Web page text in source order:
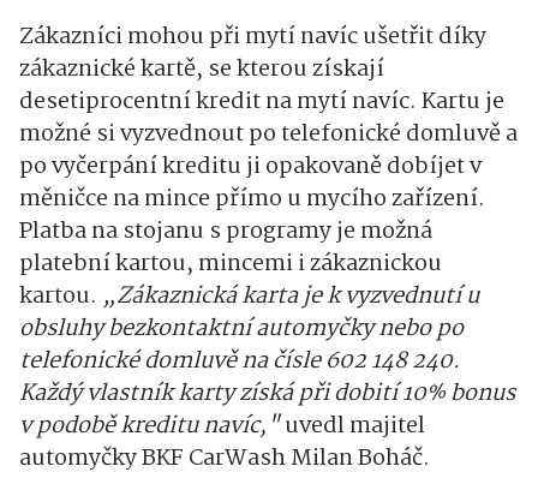
Zákazníci mohou při mytí navíc ušetřit díky
zákaznické kartě, se kterou získají
desetiprocentní kredit na mytí navíc. Kartu je
možné si vyzvednout po telefonické domluvě a
po vyčerpání kreditu ji opakovaně dobíjet v
měničce na mince přímo u mycího zařízení.
Platba na stojanu s programy je možná
platební kartou, mincemi i zákaznickou
kartou. „Zákaznická karta je k vyzvednutí u
obsluhy bezkontaktní automyčky nebo po
telefonické domluvě na čísle 602 148 240.
Každý vlastník karty získá při dobití 10% bonus
v podobě kreditu navíc,"uvedl majitel
automyčky BKF CarWash Milan Boháč.